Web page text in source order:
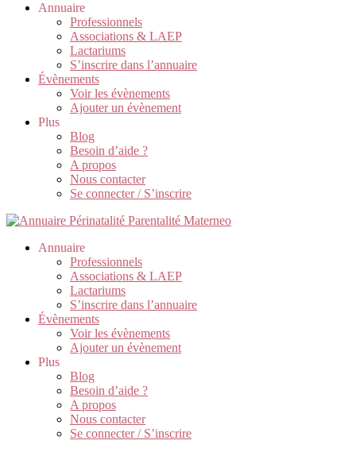
Annuaire
Professionnels
Associations & LAEP
Lactariums
S’inscrire dans l’annuaire
Évènements
Voir les évènements
Ajouter un évènement
Plus
Blog
Besoin d’aide ?
A propos
Nous contacter
Se connecter / S’inscrire
Annuaire
Professionnels
Associations & LAEP
Lactariums
S’inscrire dans l’annuaire
Évènements
Voir les évènements
Ajouter un évènement
Plus
Blog
Besoin d’aide ?
A propos
Nous contacter
Se connecter / S’inscrire